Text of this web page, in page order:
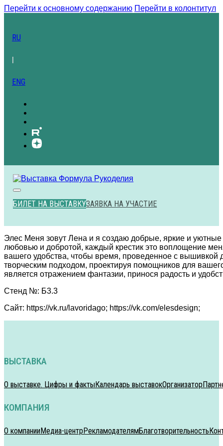
Перейти к основному содержанию Перейти в колонтитул
RU
ENG
БИЛЕТ НА ВЫСТАВКУЗАЯВКА НА УЧАСТИЕ
Элес Меня зовут Лена и я создаю добрые, яркие и
любовью и добротой, каждый крестик это воплощение
вашего удобства, чтобы время, проведенное с вышивкой
творческим подходом, проектируя помощников для
является отражением фантазии, принося радость и
Стенд №: Б3.3
Сайт: https://vk.ru/lavoridago; https://vk.com/elesdesign;
ВЫСТАВКА
О выставке. Цифры и фактыКалендарь выставокОрганизатор
КОМПАНИЯ
О компанииМедиа-центрРекламодателямБлаготворительность